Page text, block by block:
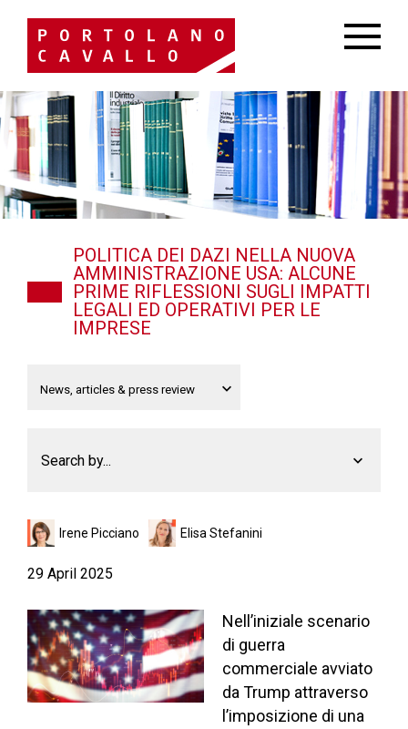
POLITICA DEI DAZI NELLA NUOVA
AMMINISTRAZIONE USA: ALCUNE
PRIME RIFLESSIONI SUGLI IMPATTI
LEGALI ED OPERATIVI PER LE
IMPRESE
Search by...
Irene Picciano Elisa Stefanini
29 April 2025
Nell’iniziale scenario
di guerra
commerciale avviato
da Trump attraverso
l’imposizione di una